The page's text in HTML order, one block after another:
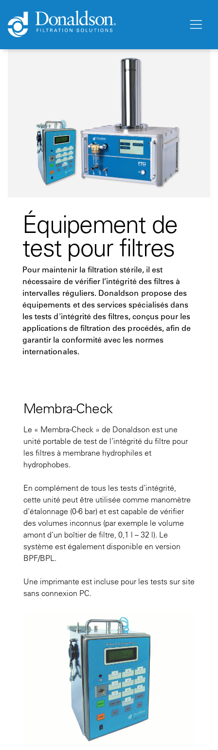
Équipement de
test pour filtres
Pour maintenir la filtration stérile, il est
nécessaire de vérifier l’intégrité des filtres à
intervalles réguliers. Donaldson propose des
équipements et des services spécialisés dans
les tests d'intégrité des filtres, conçus pour les
applications de filtration des procédés, afin de
garantir la conformité avec les normes
internationales.
Membra-Check
Le « Membra-Check » de Donaldson est une
unité portable de test de l’intégrité du filtre pour
les filtres à membrane hydrophiles et
hydrophobes.
En complément de tous les tests d’intégrité,
cette unité peut être utilisée comme manomètre
d’étalonnage (0-6 bar) et est capable de vérifier
des volumes inconnus (par exemple le volume
amont d’un boîtier de filtre, 0,1 l – 32 l). Le
système est également disponible en version
BPF/BPL.
Une imprimante est incluse pour les tests sur site
sans connexion PC.